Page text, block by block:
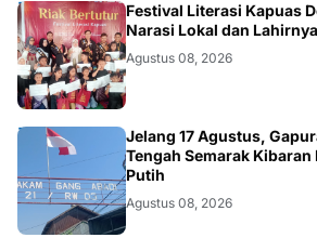
DAERAH
Festival Literasi Kapuas
Narasi Lokal dan
Agustus 08, 2026
Jelang 17 Agustus,
Tengah Semarak Kibaran
Putih
Agustus 08, 2026